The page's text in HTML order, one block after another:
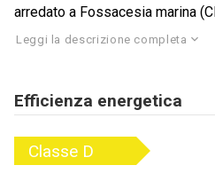
arredato a Fossacesia marina
Leggi la descrizione completa
Efficienza energetica
Classe D